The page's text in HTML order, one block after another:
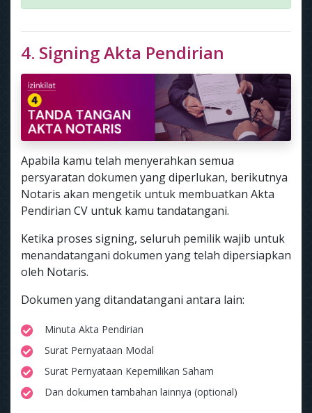
4. Signing Akta Pendirian
Apabila kamu telah menyerahkan semua
persyaratan dokumen yang diperlukan, berikutnya
Notaris akan mengetik untuk membuatkan Akta
Pendirian CV untuk kamu tandatangani.
Ketika proses signing, seluruh pemilik wajib untuk
menandatangani dokumen yang telah dipersiapkan
oleh Notaris.
Dokumen yang ditandatangani antara lain:
Minuta Akta Pendirian
Surat Pernyataan Modal
Surat Pernyataan Kepemilikan Saham
Dan dokumen tambahan lainnya (optional)